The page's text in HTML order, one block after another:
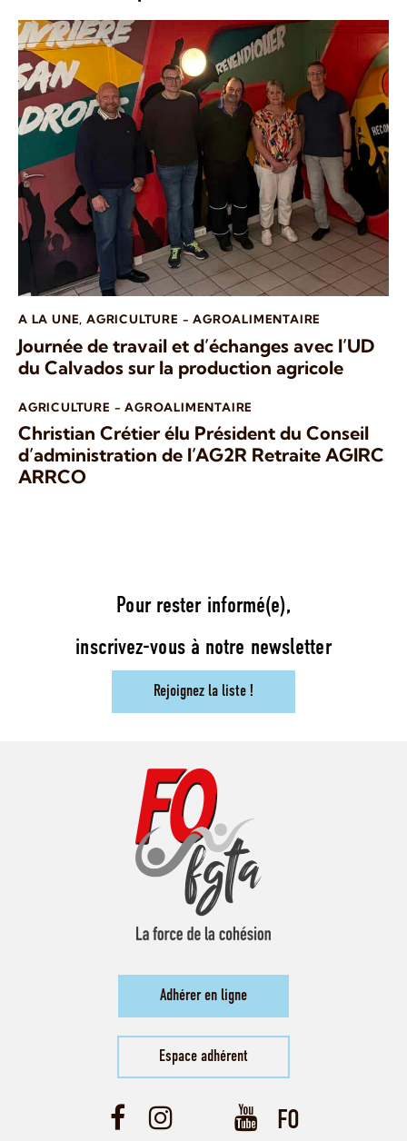
A LA UNE,AGRICULTURE - AGROALIMENTAIRE
Journée de travail et d’échanges avec l’UD
du Calvados sur la production agricole
AGRICULTURE - AGROALIMENTAIRE
Christian Crétier élu Président du Conseil
d’administration de l’AG2R Retraite AGIRC
ARRCO
Pour rester informé(e),
inscrivez-vous à notre newsletter
Rejoignez la liste !
Adhérer en ligne
Espace adhérent